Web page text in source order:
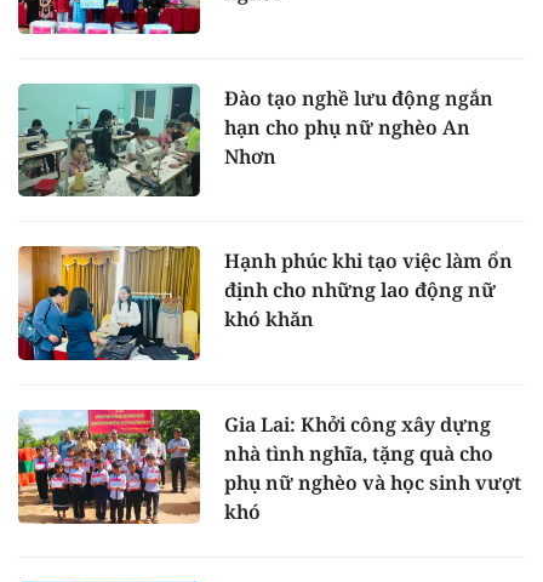
Đào tạo nghề lưu động ngắn
hạn cho phụ nữ nghèo An
Nhơn
Hạnh phúc khi tạo việc làm ổn
định cho những lao động nữ
khó khăn
Gia Lai: Khởi công xây dựng
nhà tình nghĩa, tặng quà cho
phụ nữ nghèo và học sinh vượt
khó